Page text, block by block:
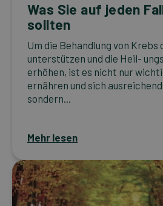
Was Sie auf jeden
sollten
Um die Behandlung von Krebs
unterstützen und die Heil-
erhöhen, ist es nicht nur
ernähren und sich
sondern...
Mehr lesen